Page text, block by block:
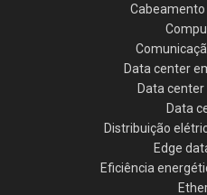
Data center
Data
Data
Distribuição
Edge
Eficiência